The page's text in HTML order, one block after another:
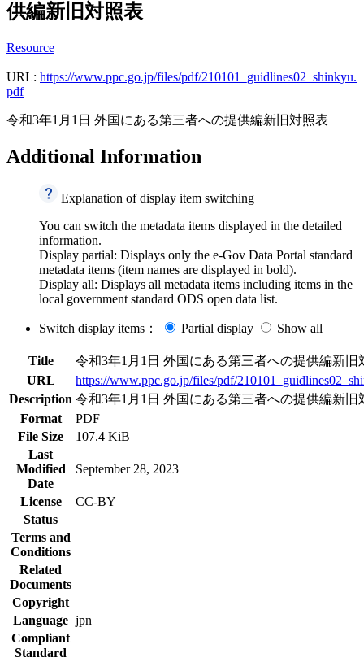
供編新旧対照表
Resource
URL: https://www.ppc.go.jp/files/pdf/210101_guidlines02_shinkyu.
pdf
令和3年1月1日 外国にある第三者への提供編新旧対照表
Additional Information
Explanation of display item switching
You can switch the metadata items displayed in the detailed
information.
Display partial: Displays only the e-Gov Data Portal standard
metadata items (item names are displayed in bold).
Display all: Displays all metadata items including items in the
local government standard ODS open data list.
Switch display items： Partial display Show all
Title
令和3年1月1日 外国にある第三者への提供編新旧
URL
https://www.ppc.go.jp/files/pdf/
Description 令和3年1月1日 外国にある第三者への提供編新旧
Format
PDF
File Size
107.4 KiB
Last
Modified
Date
September 28, 2023
License
CC-BY
Status
Terms and
Conditions
Related
Documents
Copyright
Language jpn
Compliant
Standard